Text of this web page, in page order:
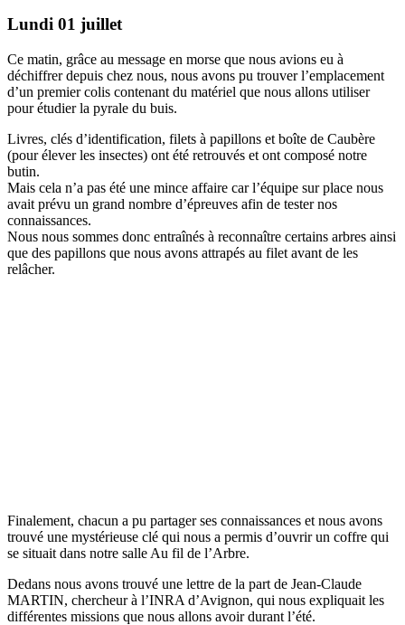
Lundi 01 juillet
Ce matin, grâce au message en morse que nous avions eu à
déchiffrer depuis chez nous, nous avons pu trouver l’emplacement
d’un premier colis contenant du matériel que nous allons utiliser
pour étudier la pyrale du buis.
Livres, clés d’identification, filets à papillons et boîte de Caubère
(pour élever les insectes) ont été retrouvés et ont composé notre
butin.
Mais cela n’a pas été une mince affaire car l’équipe sur place nous
avait prévu un grand nombre d’épreuves afin de tester nos
connaissances.
Nous nous sommes donc entraînés à reconnaître certains arbres ainsi
que des papillons que nous avons attrapés au filet avant de les
relâcher.
Finalement, chacun a pu partager ses connaissances et nous avons
trouvé une mystérieuse clé qui nous a permis d’ouvrir un coffre qui
se situait dans notre salle Au fil de l’Arbre.
Dedans nous avons trouvé une lettre de la part de Jean-Claude
MARTIN, chercheur à l’INRA d’Avignon, qui nous expliquait les
différentes missions que nous allons avoir durant l’été.